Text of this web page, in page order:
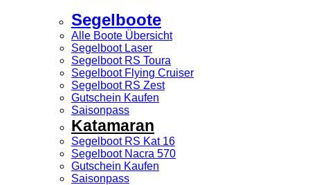
Segelboote
Alle Boote Übersicht
Segelboot Laser
Segelboot RS Toura
Segelboot Flying Cruiser
Segelboot RS Zest
Gutschein Kaufen
Saisonpass
Katamaran
Segelboot RS Kat 16
Segelboot Nacra 570
Gutschein Kaufen
Saisonpass